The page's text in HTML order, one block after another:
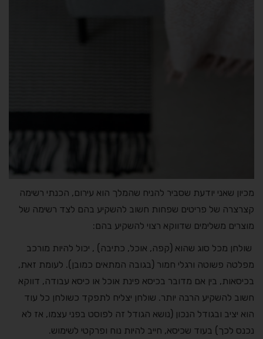
מכיון שאני יודעת שסביר להניח שהמלך הוא עירום, הכנתי רשימה
קצרצרה של פריטים שפחות חשוב להשקיע בהם לצד רשימה של
מוצרים משלימים שדווקא רצוי להשקיע בהם:
שולחן מכל סוג שהוא (קפה, אוכל, כתיבה) , יכול להיות מורכב
מפלטה פשוטה ורגלי חמור (בגובה המתאים כמובן). לעומת זאת,
בכיסאות, בין אם מדובר בכיסא פינת אוכל או כיסא עבודה, דווקא
חשוב להשקיע הרבה יותר. שולחן יצליח לתפקד כשולחן כל עוד
הוא יציב ובגודל הנכון (נושא הגודל זה לפוסט בפני עצמו, אז לא
נכנס לכך) בעוד שכיסא, חייב להיות נוח ופרקטי לשימוש.